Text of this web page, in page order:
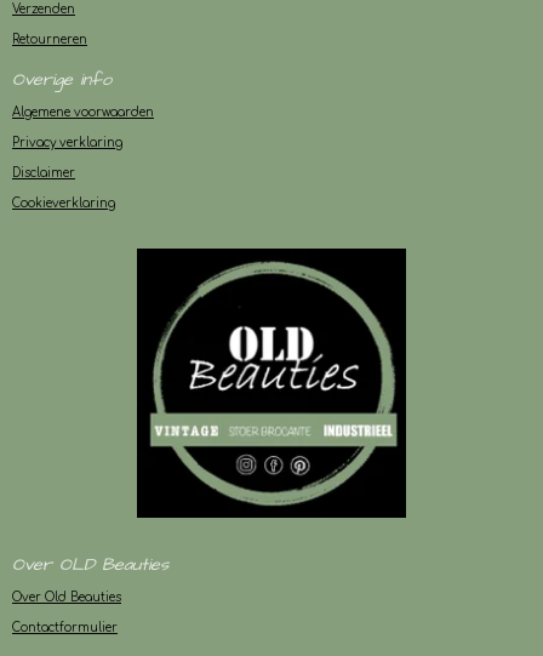
Verzenden
Retourneren
Overige info
Algemene voorwaarden
Privacy verklaring
Disclaimer
Cookieverklaring
Over OLD Beauties
Over Old Beauties
Contactformulier